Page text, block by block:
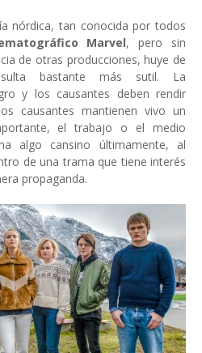
nórdica, tan conocida por todos
Marvel, pero sin
de otras producciones, huye de
bastante más sutil. La
y los causantes deben rendir
causantes mantienen vivo un
el trabajo o el medio
algo cansino últimamente, al
de una trama que tiene interés
propaganda.